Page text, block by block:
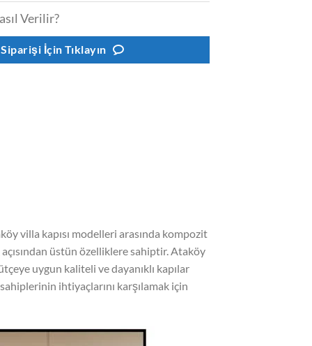
Verilir?
Siparişi İçin Tıklayın
villa kapısı modelleri arasında kompozit
üstün özelliklere sahiptir. Ataköy
uygun kaliteli ve dayanıklı kapılar
ihtiyaçlarını karşılamak için